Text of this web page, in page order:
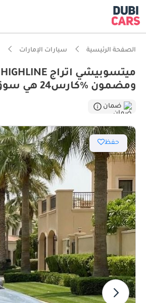
الصفحة الرئيسية سيارات الإمارات
ومضمون ٪كارس24 هي سوق ضخم للسيارات المستعملة موثوق ومضمون
ضمان
حفظ